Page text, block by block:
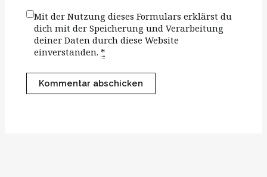
Mit der Nutzung dieses Formulars erklärst du
dich mit der Speicherung und Verarbeitung
deiner Daten durch diese Website
einverstanden.*